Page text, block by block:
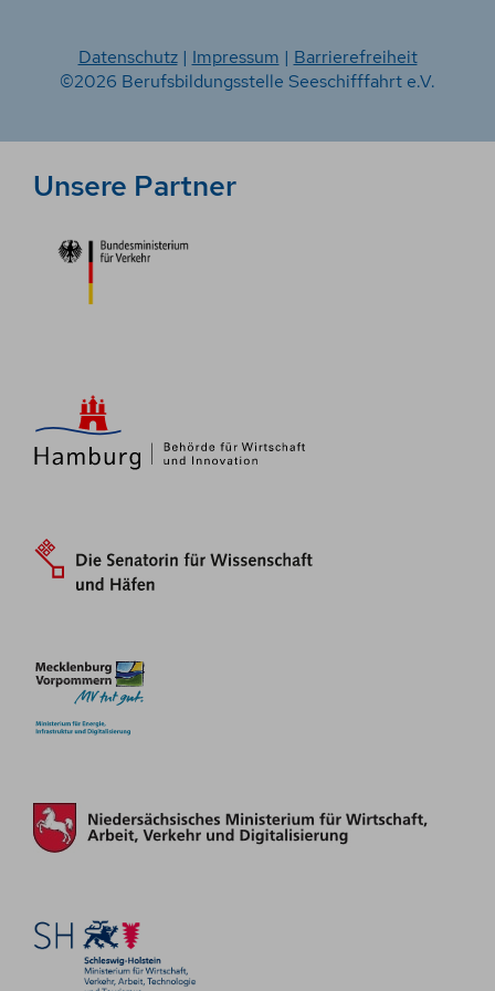
Datenschutz| Impressum | Barrierefreiheit
©2026 Berufsbildungsstelle Seeschifffahrt e.V.
Unsere Partner